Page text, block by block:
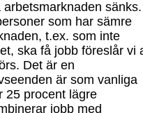
sänks.
som har sämre
t.ex. som inte
, ska få jobb föreslår vi
Det är en
är som vanliga
25 procent lägre
jobb med